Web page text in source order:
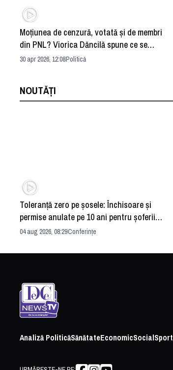
Moţiunea de cenzură, votată şi de membri
din PNL? Viorica Dăncilă spune ce se
întâmplă
30 apr 2026, 12:08Politică
NOUTĂȚI
Toleranță zero pe șosele: Închisoare și
permise anulate pe 10 ani pentru șoferii
iresponsabili
04 aug 2026, 08:29Conferințe
Analiză PoliticăSănătateEconomicSocialSport